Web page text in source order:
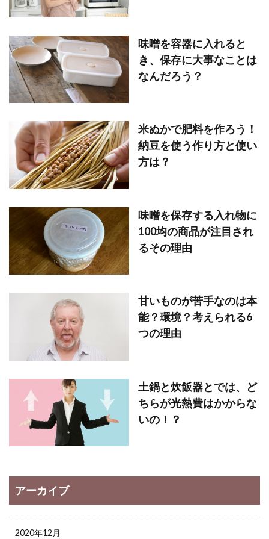
味噌を容器に入れると
き、保存に大事なことは
なんだろう？
米ぬかで肥料を作ろう！
納豆を使う作り方と使い
方は？
味噌を保存する入れ物に
100均の商品が注目され
るその理由
甘いものが苦手なのは本
能？環境？考えられる6
つの理由
土鍋と炊飯器とでは、ど
ちらが光熱費はかからな
いの！？
アーカイブ
2020年12月